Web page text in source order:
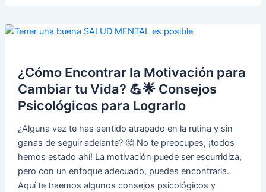
Es
Puede
Ayudarte
a
Mejorar
tu
Vida?
🌟
¿Cómo Encontrar la Motivación para
Cambiar tu Vida? 💪🌟 Consejos
Psicológicos para Lograrlo
¿Alguna vez te has sentido atrapado en la rutina y sin
ganas de seguir adelante? 🤔 No te preocupes, ¡todos
hemos estado ahí! La motivación puede ser escurridiza,
pero con un enfoque adecuado, puedes encontrarla.
Aquí te traemos algunos consejos psicológicos y